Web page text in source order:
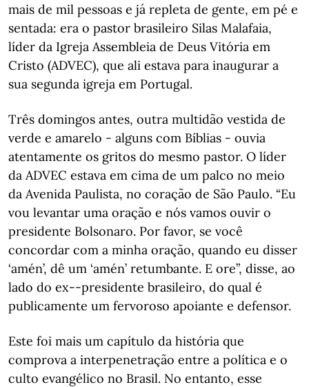
mais de mil pessoas e já repleta de gente, em pé e
sentada: era o pastor brasileiro Silas Malafaia,
líder da Igreja Assembleia de Deus Vitória em
Cristo (ADVEC), que ali estava para inaugurar a
sua segunda igreja em Portugal.
Três domingos antes, outra multidão vestida de
verde e amarelo - alguns com Bíblias - ouvia
atentamente os gritos do mesmo pastor. O líder
da ADVEC estava em cima de um palco no meio
da Avenida Paulista, no coração de São Paulo. “Eu
vou levantar uma oração e nós vamos ouvir o
presidente Bolsonaro. Por favor, se você
concordar com a minha oração, quando eu disser
‘amén’, dê um ‘amén’ retumbante. E ore”, disse, ao
lado do ex--presidente brasileiro, do qual é
publicamente um fervoroso apoiante e defensor.
Este foi mais um capítulo da história que
comprova a interpenetração entre a política e o
culto evangélico no Brasil. No entanto, esse